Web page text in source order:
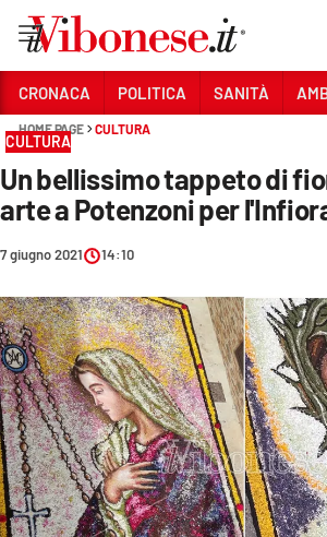
Sezioni
CRONACA
POLITICA
SANITÀ
AMBIENTE
SOCIETÀ
CULTURA
ECONOMIA E LAVORO
EVENTI
CRONACA POLITICA SANITÀ
HOME PAGE CULTURA
CULTURA
Un bellissimo tappeto di
arte a Potenzoni per
7 giugno 2021 14:10